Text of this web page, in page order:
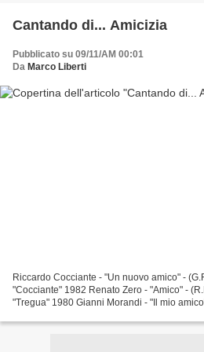
Cantando di... Amicizia
Pubblicato su 09/11/AM 00:01
Da Marco Liberti
Riccardo Cocciante - "Un nuovo amico" -
"Cocciante" 1982 Renato Zero - "Amico" -
"Tregua" 1980 Gianni Morandi - "Il mio